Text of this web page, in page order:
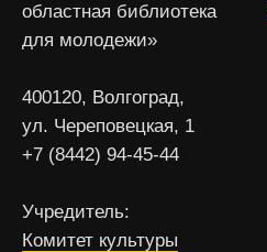
областная библиотека
для молодежи»
400120, Волгоград,
ул. Череповецкая, 1
+7 (8442) 94-45-44
Учредитель:
Комитет культуры